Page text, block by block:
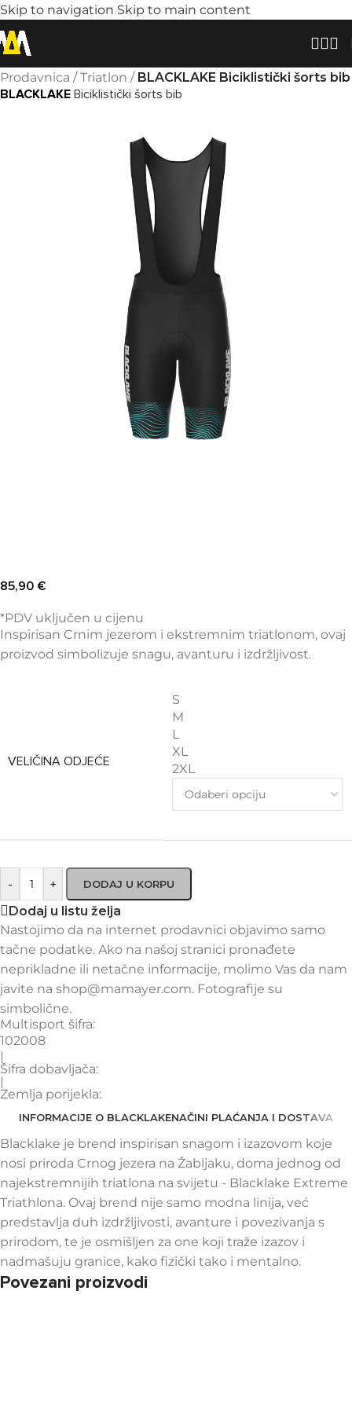
Skip to navigation Skip to main content
Prodavnica /Triatlon / BLACKLAKE Biciklistički šorts bib
BLACKLAKE Biciklistički šorts bib
85,90 €
*PDV uključen u cijenu
Inspirisan Crnim jezerom i ekstremnim triatlonom, ovaj
proizvod simbolizuje snagu, avanturu i izdržljivost.
VELIČINA ODJEĆE
S
M
L
XL
2XL
- + DODAJ U KORPU
Dodaj u listu želja
Nastojimo da na internet prodavnici objavimo samo
tačne podatke. Ako na našoj stranici pronađete
neprikladne ili netačne informacije, molimo Vas da nam
javite na shop@mamayer.com. Fotografije su
simbolične.
Multisport šifra:
102008
|
Šifra dobavljača:
|
Zemlja porijekla:
INFORMACIJE O BLACKLAKENAČINI PLAĆANJA I DOSTAVA
Blacklake je brend inspirisan snagom i izazovom koje
nosi priroda Crnog jezera na Žabljaku, doma jednog od
najekstremnijih triatlona na svijetu - Blacklake Extreme
Triathlona. Ovaj brend nije samo modna linija, već
predstavlja duh izdržljivosti, avanture i povezivanja s
prirodom, te je osmišljen za one koji traže izazov i
nadmašuju granice, kako fizički tako i mentalno.
Povezani proizvodi